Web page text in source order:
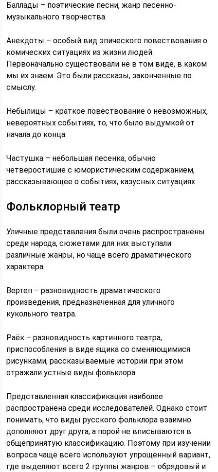
Баллады – поэтические песни, жанр песенно-
музыкального творчества.
Анекдоты – особый вид эпического повествования о
комических ситуациях из жизни людей.
Первоначально существовали не в том виде, в каком
мы их знаем. Это были рассказы, законченные по
смыслу.
Небылицы – краткое повествование о невозможных,
невероятных событиях, то, что было выдумкой от
начала до конца.
Частушка – небольшая песенка, обычно
четверостишие с юмористическим содержанием,
рассказывающее о событиях, казусных ситуациях.
Фольклорный театр
Уличные представления были очень распространены
среди народа, сюжетами для них выступали
различные жанры, но чаще всего драматического
характера.
Вертеп – разновидность драматического
произведения, предназначенная для уличного
кукольного театра.
Раёк – разновидность картинного театра,
приспособления в виде ящика со сменяющимися
рисунками, рассказываемые истории при этом
отражали устные виды фольклора.
Представленная классификация наиболее
распространена среди исследователей. Однако стоит
понимать, что виды русского фольклора взаимно
дополняют друг друга, а порой не вписываются в
общепринятую классификацию. Поэтому при изучении
вопроса чаще всего используют упрощенный вариант,
где выделяют всего 2 группы жанров – обрядовый и